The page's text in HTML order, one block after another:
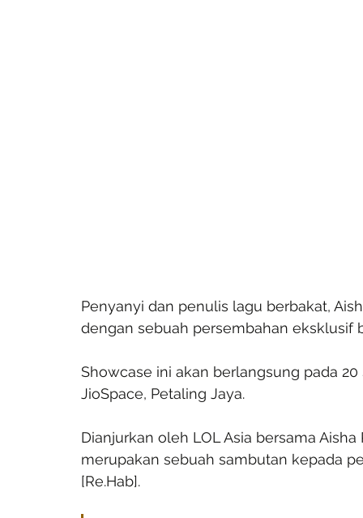
Penyanyi dan penulis lagu berbakat,
dengan sebuah persembahan eksklusif
Showcase ini akan berlangsung pada
JioSpace, Petaling Jaya.
Dianjurkan oleh LOL Asia bersama
merupakan sebuah sambutan kepada
[Re.Hab].